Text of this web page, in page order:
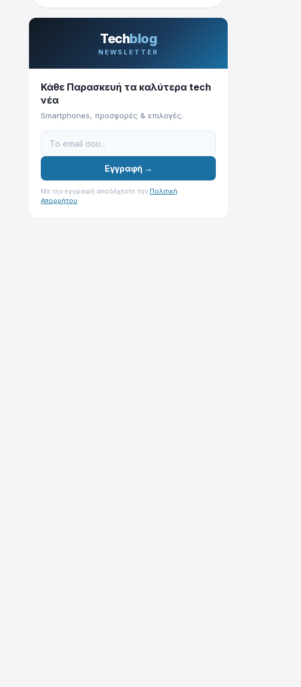
Techblog
NEWSLETTER
Κάθε Παρασκευή τα καλύτερα tech
νέα
Smartphones, προσφορές & επιλογές.
Εγγραφή →
Με την εγγραφή αποδέχεστε την Πολιτική
Απορρήτου.